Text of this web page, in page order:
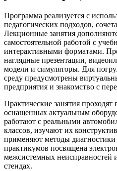
Программа реализуется с
педагогических подходов,
Лекционные занятия
самостоятельной работой с
интерактивными форматами.
наглядные презентации,
модели и симуляторы. Для
среду предусмотрены
предприятия и знакомство с
Практические занятия проходят
оснащенных актуальным
работают с реальными
классов, изучают их
применяют методы диагностики
практикумов посвящена
межсистемных неисправностей
стендах.